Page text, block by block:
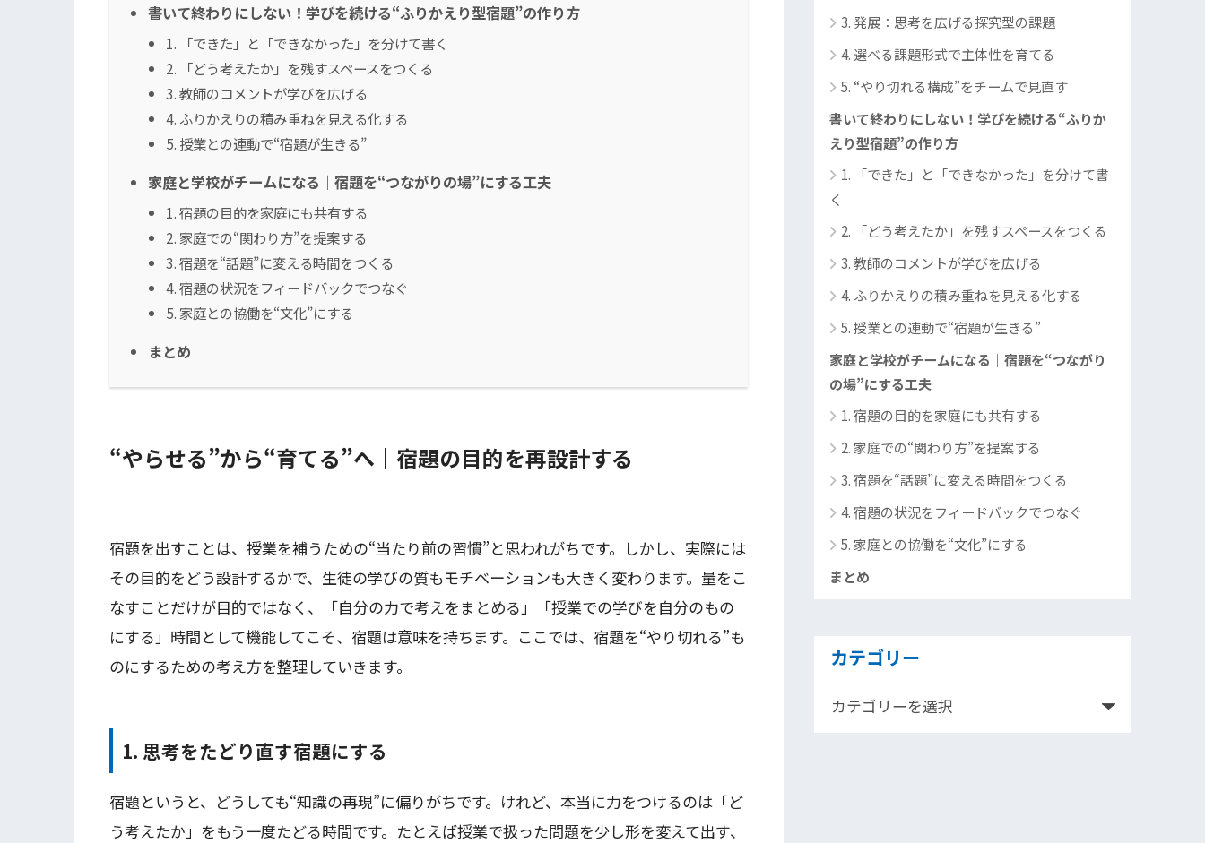
書いて終わりにしない！学びを続ける“ふりかえり型宿題”の作り方
1. 「できた」と「できなかった」を分けて書く
2. 「どう考えたか」を残すスペースをつくる
3. 教師のコメントが学びを広げる
4. ふりかえりの積み重ねを見える化する
5. 授業との連動で“宿題が生きる”
家庭と学校がチームになる｜宿題を“つながりの場”にする工夫
1. 宿題の目的を家庭にも共有する
2. 家庭での“関わり方”を提案する
3. 宿題を“話題”に変える時間をつくる
4. 宿題の状況をフィードバックでつなぐ
5. 家庭との協働を“文化”にする
まとめ
“やらせる”から“育てる”へ｜宿題の目的を再設計する
宿題を出すことは、授業を補うための“当たり前の習慣”と思われがちです。しかし、実際には
その目的をどう設計するかで、生徒の学びの質もモチベーションも大きく変わります。量をこ
なすことだけが目的ではなく、「自分の力で考えをまとめる」「授業での学びを自分のもの
にする」時間として機能してこそ、宿題は意味を持ちます。ここでは、宿題を“やり切れる”も
のにするための考え方を整理していきます。
1. 思考をたどり直す宿題にする
宿題というと、どうしても“知識の再現”に偏りがちです。けれど、本当に力をつけるのは「ど
う考えたか」をもう一度たどる時間です。たとえば授業で扱った問題を少し形を変えて出す、
3. 発展：思考を広げる探究型の課題
4. 選べる課題形式で主体性を育てる
5. “やり切れる構成”をチームで見直す
書いて終わりにしない！学びを続ける“ふりか
えり型宿題”の作り方
1. 「できた」と「できなかった」を分けて書
く
2. 「どう考えたか」を残すスペースをつくる
3. 教師のコメントが学びを広げる
4. ふりかえりの積み重ねを見える化する
5. 授業との連動で“宿題が生きる”
家庭と学校がチームになる｜宿題を“つながり
の場”にする工夫
1. 宿題の目的を家庭にも共有する
2. 家庭での“関わり方”を提案する
3. 宿題を“話題”に変える時間をつくる
4. 宿題の状況をフィードバックでつなぐ
5. 家庭との協働を“文化”にする
まとめ
カテゴリー